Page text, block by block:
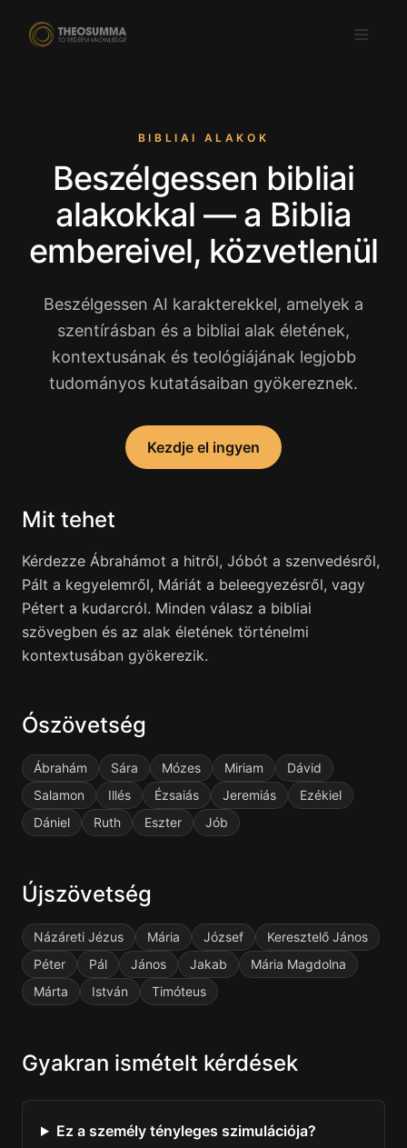
App Store-ból Google Play-en
BIBLIAI ALAKOK
Beszélgessen bibliai
alakokkal — a Biblia
embereivel, közvetlenül
Beszélgessen AI karakterekkel, amelyek a
szentírásban és a bibliai alak életének,
kontextusának és teológiájának legjobb
tudományos kutatásaiban gyökereznek.
Kezdje el ingyen
Mit tehet
Kérdezze Ábrahámot a hitről, Jóbót a szenvedésről,
Pált a kegyelemről, Máriát a beleegyezésről, vagy
Pétert a kudarcról. Minden válasz a bibliai
szövegben és az alak életének történelmi
kontextusában gyökerezik.
Ószövetség
Ábrahám Sára Mózes Miriam
Dávid
Salamon
Illés Ézsaiás Jeremiás
Ezékiel
Dániel
Ruth Eszter Jób
Újszövetség
Názáreti Jézus Mária József
Keresztelő János
Péter
Pál János Jakab
Mária Magdolna
Márta
István Timóteus
Gyakran ismételt kérdések
Ez a személy tényleges szimulációja?